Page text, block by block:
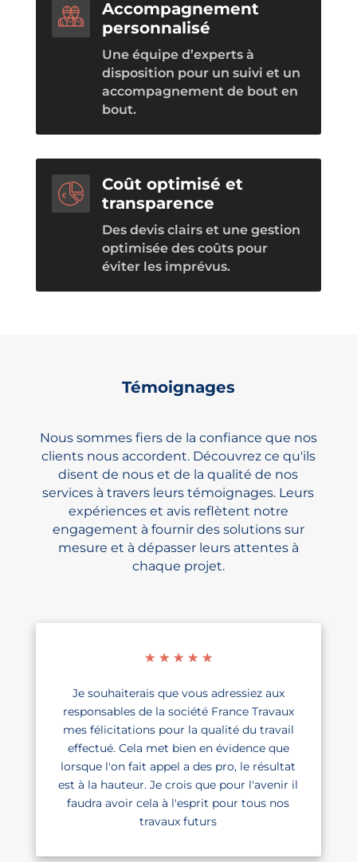
Accompagnement
personnalisé
Une équipe d’experts à
disposition pour un suivi et un
accompagnement de bout en
bout.
Coût optimisé et
transparence
Des devis clairs et une gestion
optimisée des coûts pour
éviter les imprévus.
Témoignages
Nous sommes fiers de la confiance que nos
clients nous accordent. Découvrez ce qu'ils
disent de nous et de la qualité de nos
services à travers leurs témoignages. Leurs
expériences et avis reflètent notre
engagement à fournir des solutions sur
mesure et à dépasser leurs attentes à
chaque projet.
☆ ☆ ☆ ☆ ☆
Je souhaiterais que vous adressiez aux
responsables de la société France Travaux
mes félicitations pour la qualité du travail
effectué. Cela met bien en évidence que
lorsque l'on fait appel a des pro, le résultat
est à la hauteur. Je crois que pour l'avenir il
faudra avoir cela à l'esprit pour tous nos
travaux futurs